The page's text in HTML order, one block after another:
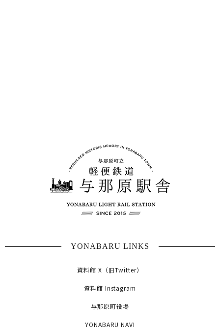
YONABARU LINKS
資料館 X（旧Twitter）
資料館 Instagram
与那原町役場
YONABARU NAVI